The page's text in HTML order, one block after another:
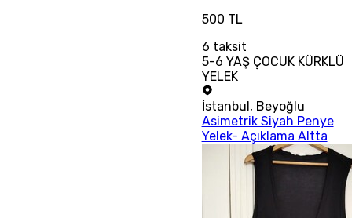
500 TL
6 taksit
5-6 YAŞ ÇOCUK KÜRKLÜ
YELEK
İstanbul, Beyoğlu
Asimetrik Siyah Penye
Yelek- Açıklama Altta